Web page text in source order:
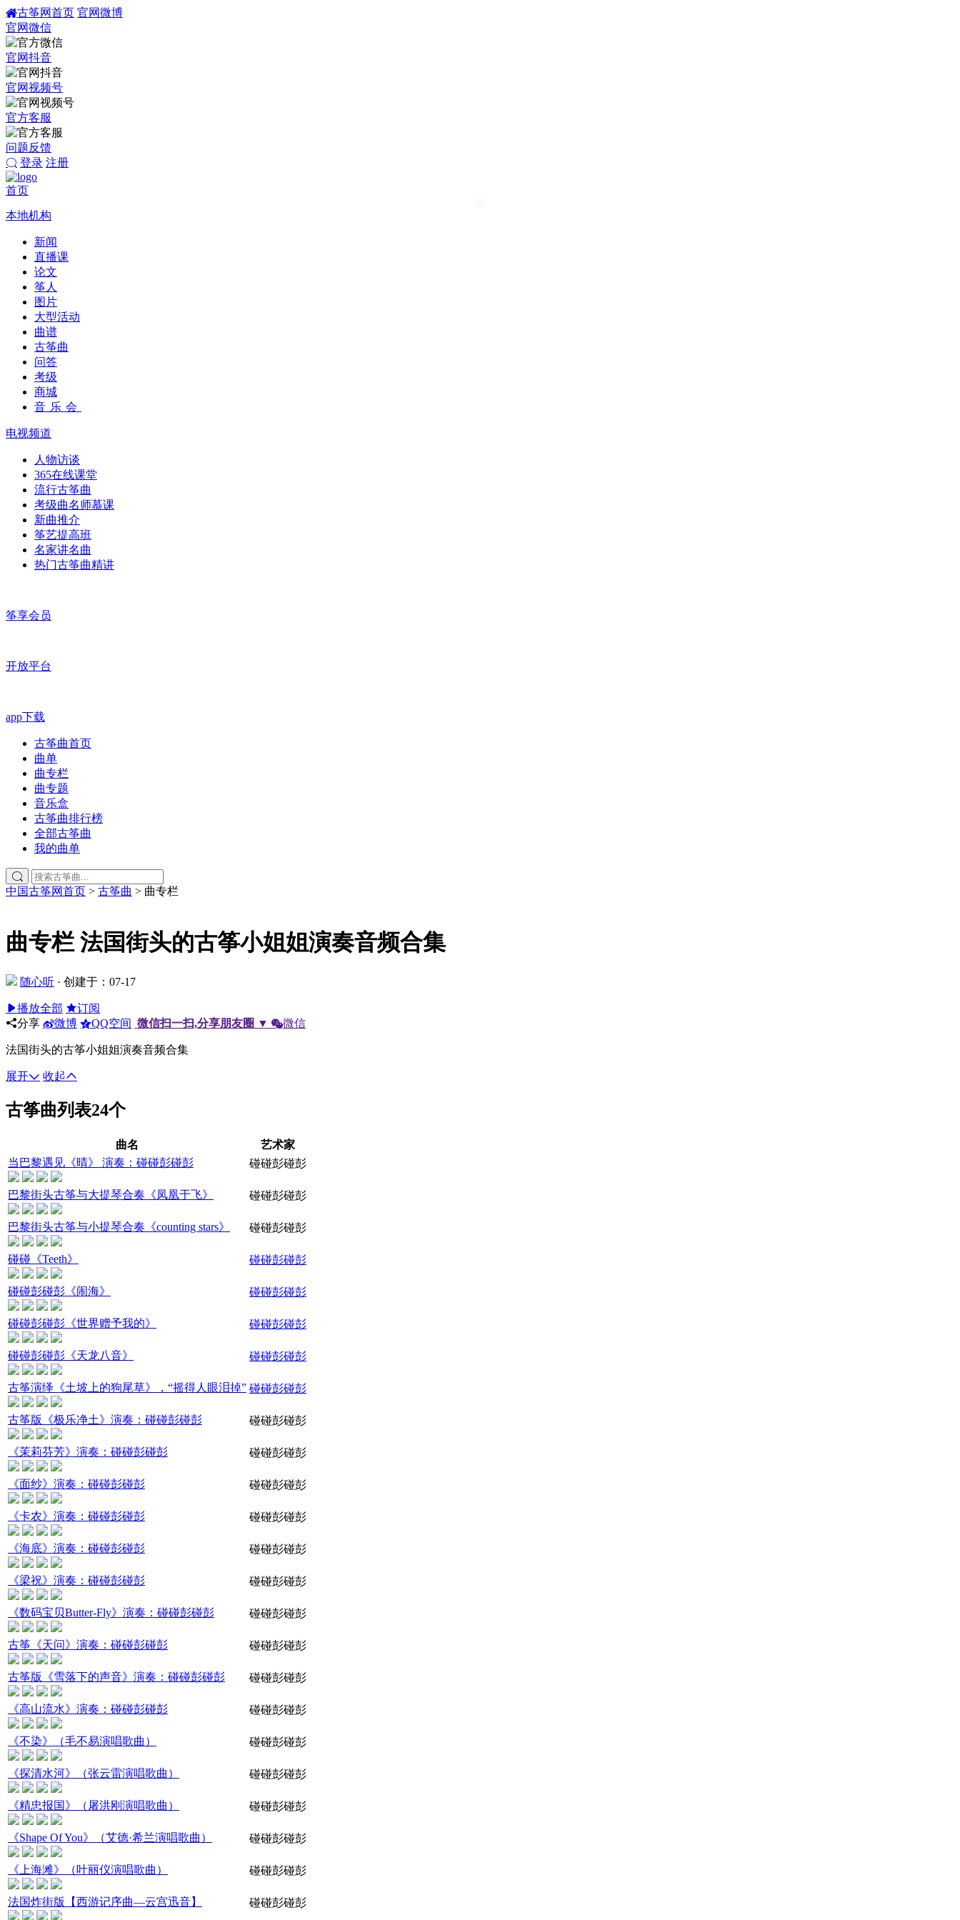
古筝网首页 官网微博
官网微信
官网抖音
官网视频号
官方客服
问题反馈
登录 注册
首页
本地机构
新闻
直播课
论文
筝人
图片
大型活动
曲谱
古筝曲
问答
考级
商城
音乐会
电视频道
人物访谈
365在线课堂
流行古筝曲
考级曲名师慕课
新曲推介
筝艺提高班
名家讲名曲
热门古筝曲精讲
筝享会员
开放平台
app下载
古筝曲首页
曲单
曲专栏
曲专题
音乐盒
古筝曲排行榜
全部古筝曲
我的曲单
中国古筝网首页 > 古筝曲 > 曲专栏
曲专栏 法国街头的古筝小姐姐演奏音频合集
随心听 · 创建于：07-17
播放全部
订阅
分享
微博 QQ空间 微信扫一扫,分享朋友圈 ▼ 微信
法国街头的古筝小姐姐演奏音频合集
展开 收起
古筝曲列表24个
曲名
艺术家
当巴黎遇见《晴》 演奏：碰碰彭碰彭
碰碰彭碰彭
巴黎街头古筝与大提琴合奏《凤凰于飞》 碰碰彭碰彭
巴黎街头古筝与小提琴合奏《counting stars》 碰碰彭碰彭
碰碰《Teeth》 碰碰彭碰彭
碰碰彭碰彭《闹海》 碰碰彭碰彭
碰碰彭碰彭《世界赠予我的》 碰碰彭碰彭
碰碰彭碰彭《天龙八音》 碰碰彭碰彭
古筝演绎《土坡上的狗尾草》，“摇得人眼泪掉” 碰碰彭碰彭
古筝版《极乐净土》演奏：碰碰彭碰彭 碰碰彭碰彭
《茉莉芬芳》演奏：碰碰彭碰彭 碰碰彭碰彭
《面纱》演奏：碰碰彭碰彭 碰碰彭碰彭
《卡农》演奏：碰碰彭碰彭 碰碰彭碰彭
《海底》演奏：碰碰彭碰彭 碰碰彭碰彭
《梁祝》演奏：碰碰彭碰彭 碰碰彭碰彭
《数码宝贝Butter-Fly》演奏：碰碰彭碰彭 碰碰彭碰彭
古筝《天问》演奏：碰碰彭碰彭 碰碰彭碰彭
古筝版《雪落下的声音》演奏：碰碰彭碰彭 碰碰彭碰彭
《高山流水》演奏：碰碰彭碰彭 碰碰彭碰彭
《不染》（毛不易演唱歌曲） 碰碰彭碰彭
《探清水河》（张云雷演唱歌曲） 碰碰彭碰彭
《精忠报国》（屠洪刚演唱歌曲） 碰碰彭碰彭
《Shape Of You》（艾德·希兰演唱歌曲） 碰碰彭碰彭
《上海滩》（叶丽仪演唱歌曲） 碰碰彭碰彭
法国炸街版【西游记序曲—云宫迅音】 碰碰彭碰彭